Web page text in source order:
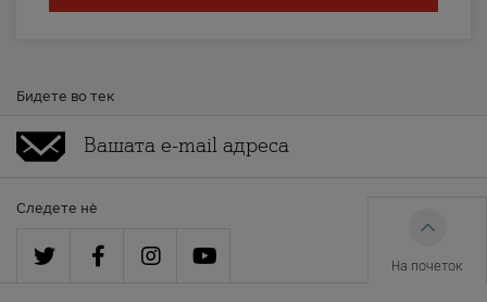
Бидете во тек
Следете нè
На почеток